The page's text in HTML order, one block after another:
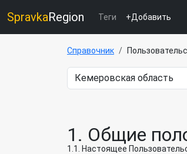
SpravkaRegion Теги +Добавить
Справочник
1. Общие
1.1. Настоящее